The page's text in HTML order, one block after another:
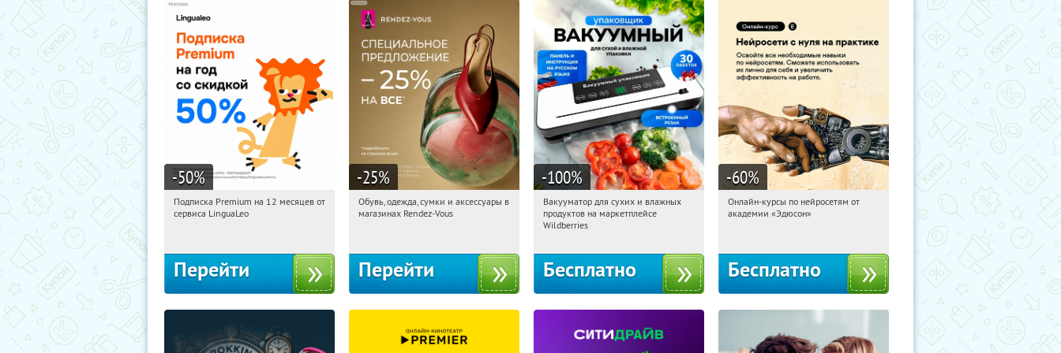
-50%
22:16:46
Получи первым!
Подписка Premium на 12 месяцев от
сервиса LinguaLeo
Перейти
-25%
22:16:46 Получили: 3
Обувь, одежда, сумки и аксессуары в
магазинах Rendez-Vous
Перейти
-100%
22:16:46 Получили:186
Россия
Вакууматор для сухих и влажных
продуктов на маркетплейсе
Wildberries
Бесплатно
-60%
22:16:46 Получили:
Онлайн-курсы по нейросетям от
академии «Эдюсон»
Бесплатно